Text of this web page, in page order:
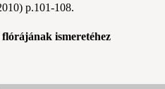
p.101-108.
ismeretéhez